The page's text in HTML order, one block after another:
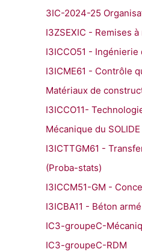
3IC-2024-25
I3ZSEXIC - Remises
I3ICCO51 - Ingénierie
I3ICME61 - Contrôle
Matériaux de
I3ICCO11-
Mécanique du
I3ICTTGM61 -
(Proba-stats)
I3ICCM51-GM -
I3ICBA11 - Béton
IC3-groupeC-
IC3-groupeC-RDM